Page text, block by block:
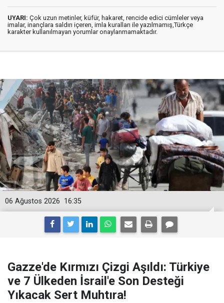
UYARI: Çok uzun metinler, küfür, hakaret, rencide edici cümleler veya
imalar, inançlara saldırı içeren, imla kuralları ile yazılmamış,Türkçe
karakter kullanılmayan yorumlar onaylanmamaktadır.
16:35
06 Ağustos 2026
Gazze'de Kırmızı Çizgi Aşıldı: Türkiye
ve 7 Ülkeden İsrail'e Son Desteği
Yıkacak Sert Muhtıra!